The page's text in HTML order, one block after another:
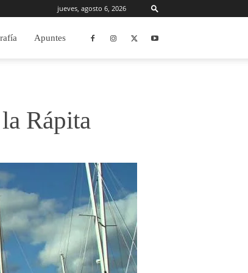
jueves, agosto 6, 2026
Apuntes
Rápita